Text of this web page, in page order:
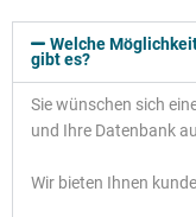
Welche
gibt es?
Sie wünschen sich
und Ihre Datenbank
Wir bieten Ihnen